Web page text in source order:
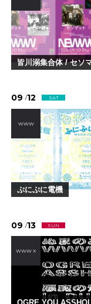
皆川溺集合体 / セソ
09 /12 SAT
WWW
ぷにぷに電機
09 /13 SUN
WWW X